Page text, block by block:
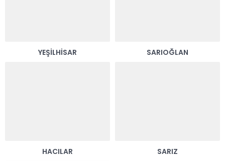
YEŞILHISAR SARIOĞLAN
HACILAR SARIZ